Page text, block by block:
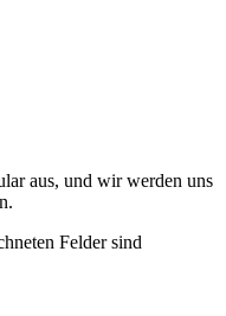
aus, und wir werden uns
Felder sind